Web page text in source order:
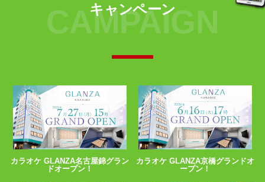
CAMPAIGN
キャンペーン
カラオケ GLANZA名古屋錦グラン
ドオープン！
カラオケ GLANZA京橋グランドオ
ープン！